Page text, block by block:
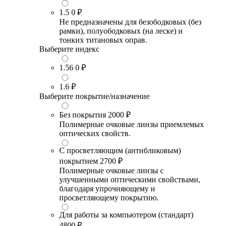
1.5 0 ₽
Не предназначены для безободковых (без
рамки), полуободковых (на леске) и
тонких титановых оправ.
Выберите индекс
1.56 0 ₽
1.6 ₽
Выберите покрытие/назначение
Без покрытия 2000 ₽
Полимерные очковые линзы приемлемых
оптических свойств.
С просветляющим (антибликовым)
покрытием 2700 ₽
Полимерные очковые линзы с
улучшенными оптическими свойствами,
благодаря упрочняющему и
просветляющему покрытию.
Для работы за компьютером (стандарт)